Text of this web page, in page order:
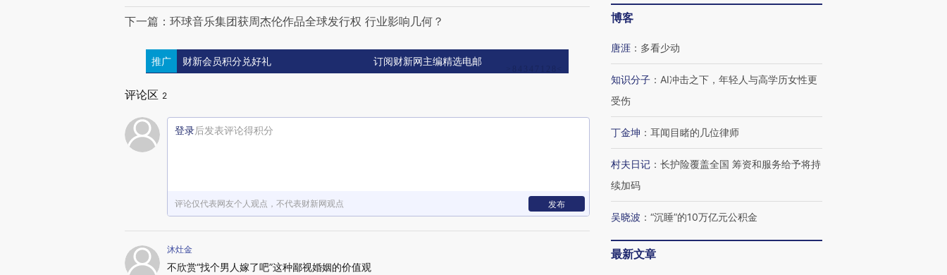
下一篇：环球音乐集团获周杰伦作品全球发行权 行业影响几何？
推广 财新会员积分兑好礼 订阅财新网主编精选电邮
评论区 2
登录后发表评论得积分
评论仅代表网友个人观点，不代表财新网观点 发布
沐灶金
不欣赏“找个男人嫁了吧”这种鄙视婚姻的价值观
博客
唐涯 ： 多看少动
知识分子 ： AI冲击之下，年轻人与高学历女性更
受伤
丁金坤 ： 耳闻目睹的几位律师
村夫日记 ： 长护险覆盖全国 筹资和服务给予将持
续加码
吴晓波 ： “沉睡”的10万亿元公积金
最新文章